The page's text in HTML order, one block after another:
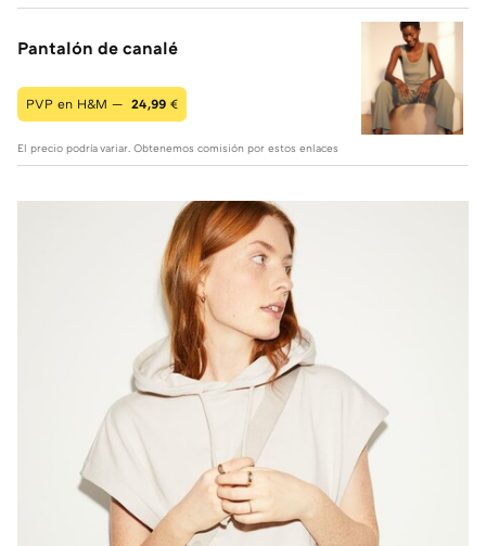
Pantalón de canalé
PVP en H&M — 24,99 €
El precio podría variar. Obtenemos comisión por estos enlaces